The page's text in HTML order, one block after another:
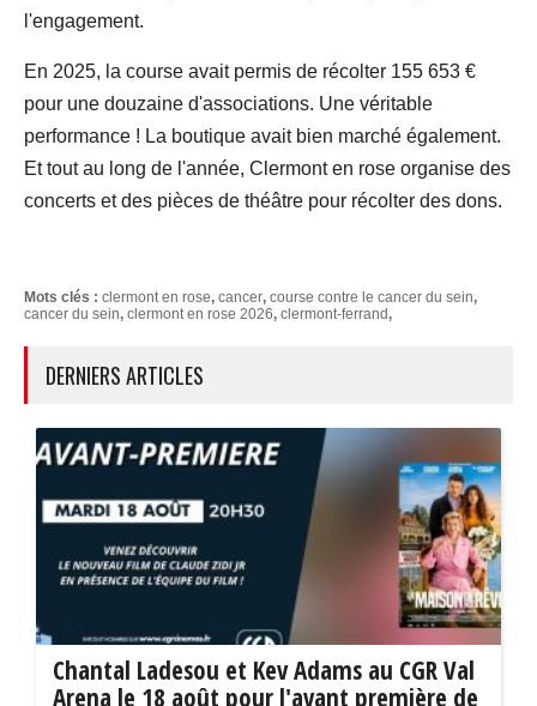
l'engagement.
En 2025, la course avait permis de récolter 155 653 €
pour une douzaine d'associations. Une véritable
performance ! La boutique avait bien marché également.
Et tout au long de l'année, Clermont en rose organise des
concerts et des pièces de théâtre pour récolter des dons.
Mots clés : clermont en rose, cancer, course contre le cancer du sein,
cancer du sein, clermont en rose 2026, clermont-ferrand,
DERNIERS ARTICLES
Chantal Ladesou et Kev Adams au CGR Val
Arena le 18 août pour l'avant première de